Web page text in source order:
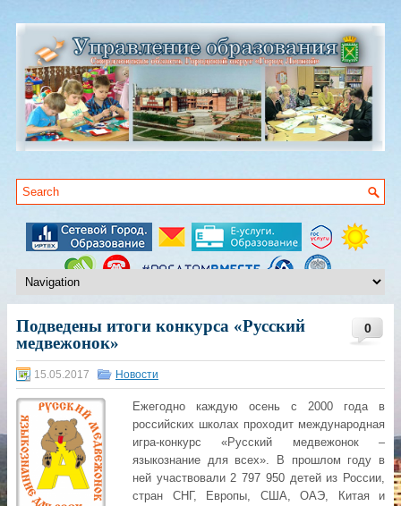
0
Подведены итоги конкурса «Русский
медвежонок»
15.05.2017 Новости
Ежегодно каждую осень с 2000 года в
российских школах проходит международная
игра-конкурс «Русский медвежонок –
языкознание для всех». В прошлом году в
ней участвовали 2 797 950 детей из России,
стран СНГ, Европы, США, ОАЭ, Китая и